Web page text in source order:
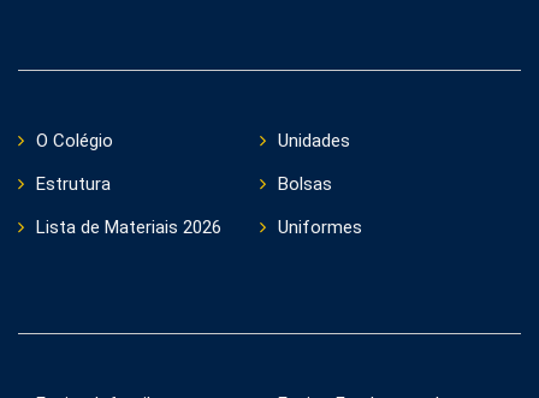
O Colégio
Unidades
Estrutura
Bolsas
Lista de Materiais 2026
Uniformes